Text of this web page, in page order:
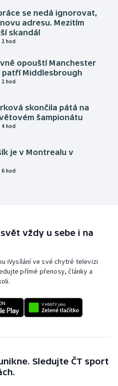
se nedá ignorovat,
adresu. Mezitím
skandál
hod
opouští Manchester
patří Middlesbrough
hod
skončila pátá na
šampionátu
hod
je v Montrealu v
hod
vždy u sebe i na
iVysílání ve své chytré televizi
přímé přenosy, články a
Sledujte ČT sport